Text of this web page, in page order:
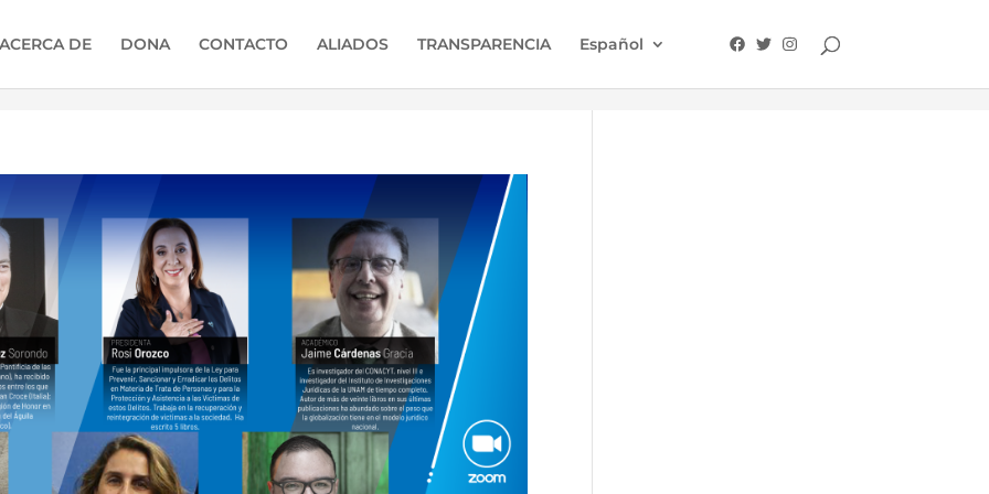
ACERCA DE DONA CONTACTO ALIADOS TRANSPARENCIA Español